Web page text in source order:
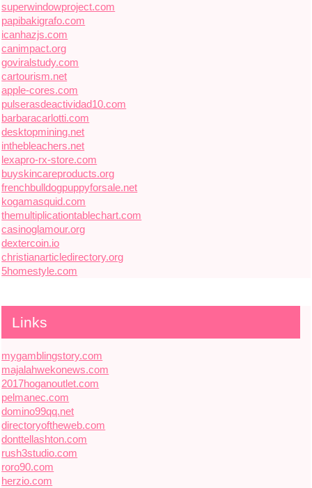
superwindowproject.com
papibakigrafo.com
icanhazjs.com
canimpact.org
goviralstudy.com
cartourism.net
apple-cores.com
pulserasdeactividad10.com
barbaracarlotti.com
desktopmining.net
inthebleachers.net
lexapro-rx-store.com
buyskincareproducts.org
frenchbulldogpuppyforsale.net
kogamasquid.com
themultiplicationtablechart.com
casinoglamour.org
dextercoin.io
christianarticledirectory.org
5homestyle.com
Links
mygamblingstory.com
majalahwekonews.com
2017hoganoutlet.com
pelmanec.com
domino99qq.net
directoryoftheweb.com
donttellashton.com
rush3studio.com
roro90.com
herzio.com